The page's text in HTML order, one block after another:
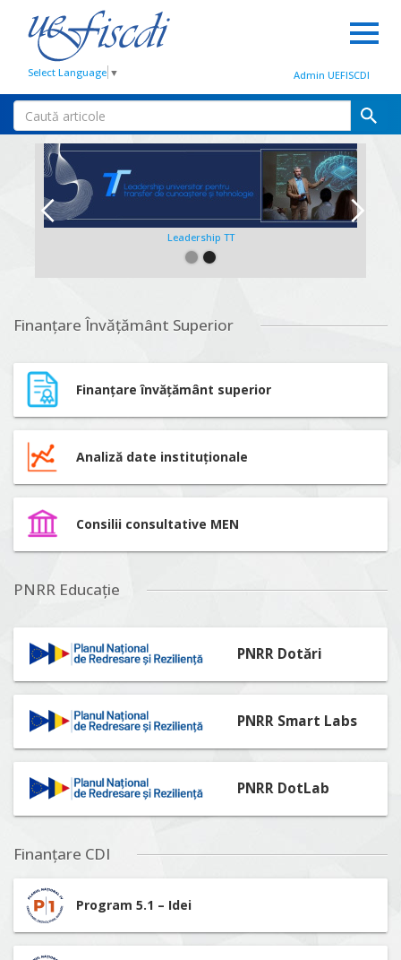
Select Language ▼ Admin UEFISCDI
Leadership TT
Finanțare Învățământ Superior
Finanțare învățământ superior
Analiză date instituționale
Consilii consultative MEN
PNRR Educație
PNRR Dotări
PNRR Smart Labs
PNRR DotLab
Finanțare CDI
Program 5.1 – Idei